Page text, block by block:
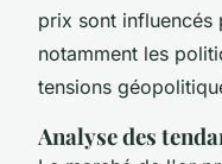
prix sont influencés
notamment les
tensions
Analyse des